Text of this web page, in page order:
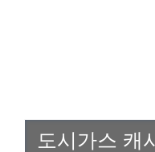
도시가스 캐